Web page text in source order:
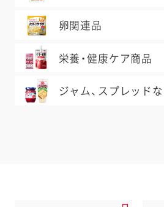
卵関連品
栄養・健康ケア商品
ジャム、スプレッド